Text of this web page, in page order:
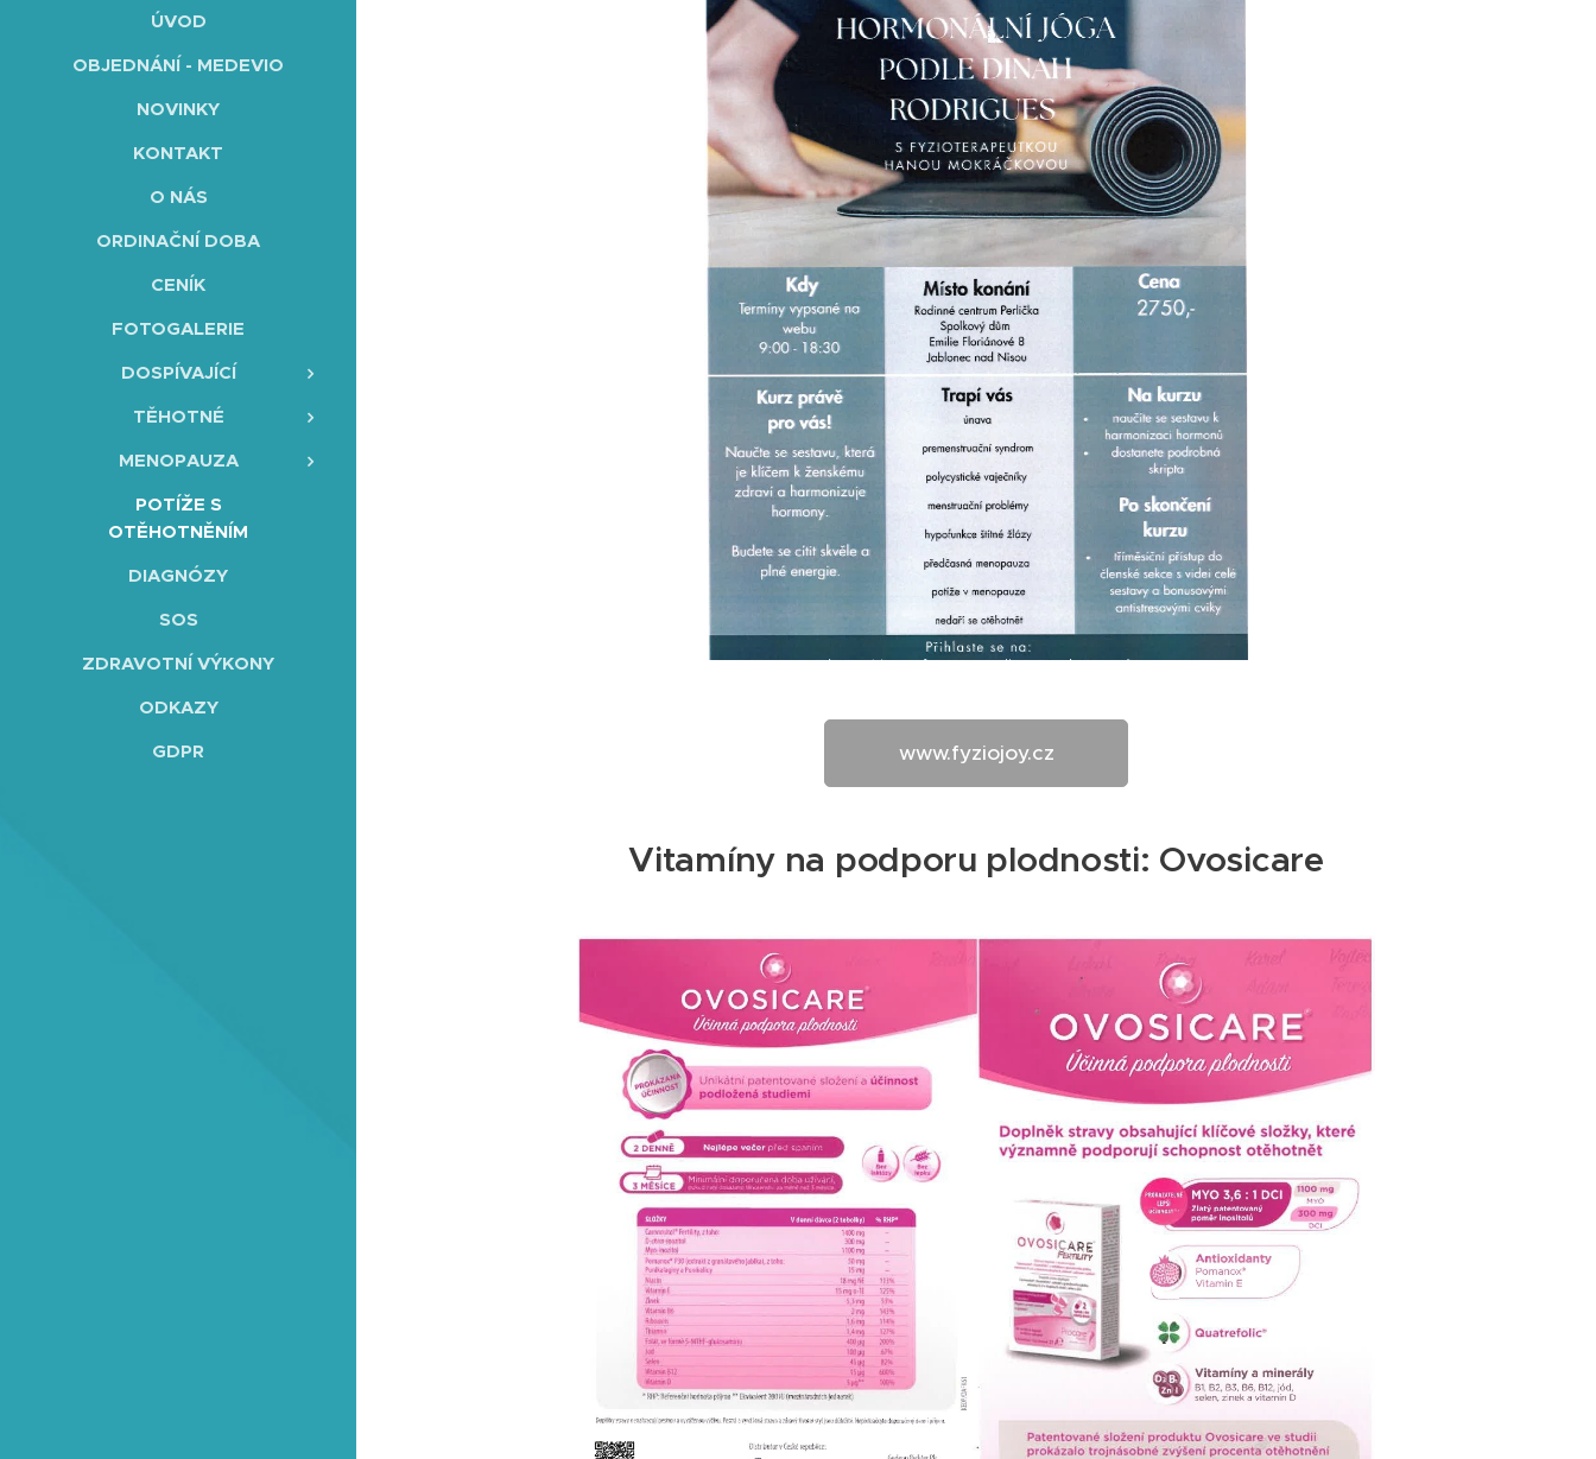
ÚVOD
OBJEDNÁNÍ - MEDEVIO
NOVINKY
KONTAKT
O NÁS
ORDINAČNÍ DOBA
CENÍK
FOTOGALERIE
DOSPÍVAJÍCÍ
TĚHOTNÉ
MENOPAUZA
POTÍŽE S
OTĚHOTNĚNÍM
DIAGNÓZY
SOS
ZDRAVOTNÍ VÝKONY
ODKAZY
GDPR
www.fyziojoy.cz
Vitamíny na podporu plodnosti: Ovosicare